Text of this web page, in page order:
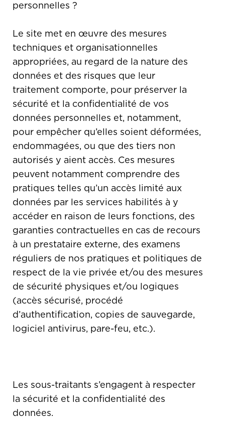
personnelles ?
Le site met en œuvre des mesures
techniques et organisationnelles
appropriées, au regard de la nature des
données et des risques que leur
traitement comporte, pour préserver la
sécurité et la confidentialité de vos
données personnelles et, notamment,
pour empêcher qu’elles soient déformées,
endommagées, ou que des tiers non
autorisés y aient accès. Ces mesures
peuvent notamment comprendre des
pratiques telles qu’un accès limité aux
données par les services habilités à y
accéder en raison de leurs fonctions, des
garanties contractuelles en cas de recours
à un prestataire externe, des examens
réguliers de nos pratiques et politiques de
respect de la vie privée et/ou des mesures
de sécurité physiques et/ou logiques
(accès sécurisé, procédé
d’authentification, copies de sauvegarde,
logiciel antivirus, pare-feu, etc.).
Les sous-traitants s’engagent à respecter
la sécurité et la confidentialité des
données.